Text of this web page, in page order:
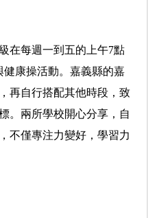
在每週一到五的上午7點
健康操活動。嘉義縣的嘉
再自行搭配其他時段，致
。兩所學校開心分享，自
不僅專注力變好，學習力